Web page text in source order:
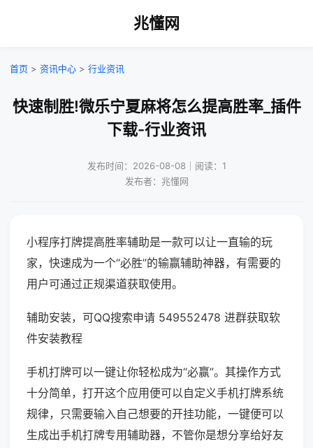
兆懂网
首页 > 资讯中心 > 行业资讯
快速制胜!微乐宁夏麻将怎么提高胜率_插件
下载-行业资讯
发布时间：2026-08-08｜阅读：1
发布者：兆懂网
小程序打牌提高胜率辅助是一款可以让一直输的玩
家，快速成为一个“必胜”的输赢辅助神器，有需要的
用户可通过正规渠道获取使用。
辅助安装，可QQ搜索申请 549552478 进群获取软
件安装教程
手机打牌可以一键让你轻松成为“必赢”。其操作方式
十分简单，打开这个应用便可以自定义手机打牌系统
规律，只需要输入自己想要的开挂功能，一键便可以
生成出手机打牌专用辅助器，不管你是想分享给好友